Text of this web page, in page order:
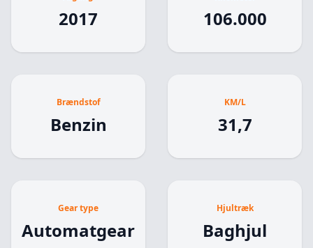
2017 106.000
Brændstof
Benzin
KM/L
31,7
Gear type
Automatgear
Hjultræk
Baghjul